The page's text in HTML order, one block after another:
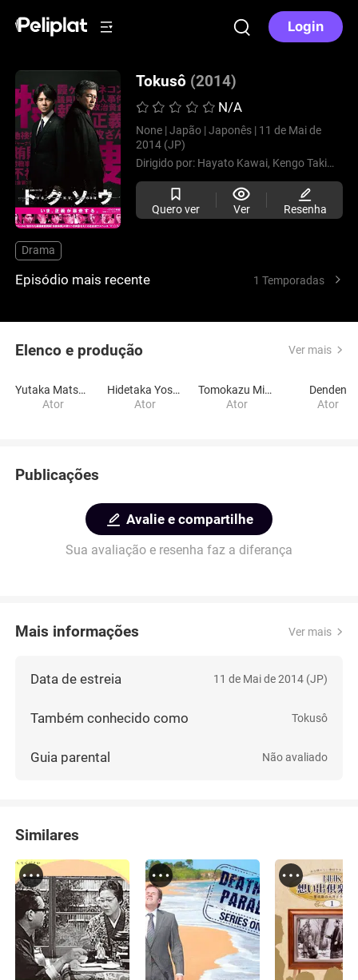
Login
Tokusô (2014)
N/A
None | Japão | Japonês | 11 de Mai de
2014 (JP)
Dirigido por: Hayato Kawai, Kengo Takimoto
Quero ver Ver Resenha
Drama
Episódio mais recente 1 Temporadas
Elenco e produção Ver mais
Yutaka Matsushige
Ator
Hidetaka Yoshioka
Ator
Tomokazu Miura
Ator
Denden
Ator
Publicações
Avalie e compartilhe
Sua avaliação e resenha faz a diferança
Mais informações Ver mais
Data de estreia 11 de Mai de 2014 (JP)
Também conhecido como Tokusô
Guia parental Não avaliado
Similares